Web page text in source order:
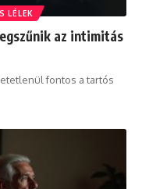
LÉLEK
az intimitás
fontos a tartós